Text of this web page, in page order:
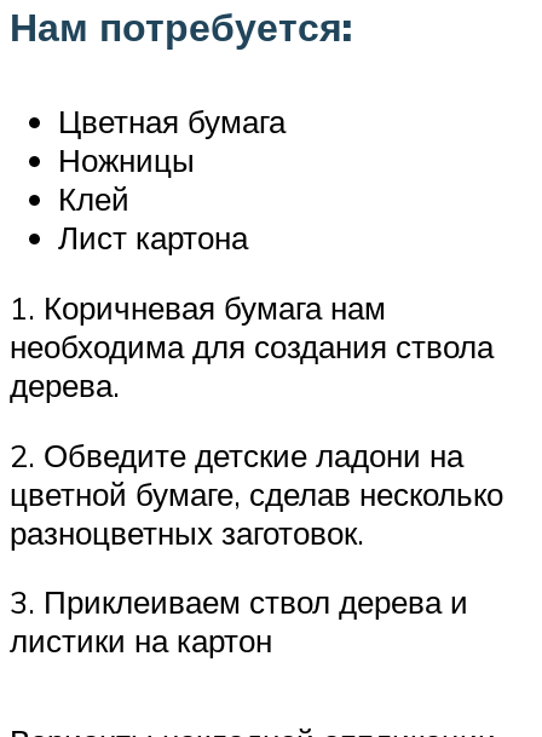
Нам потребуется:
Цветная бумага
Ножницы
Клей
Лист картона
1. Коричневая бумага нам
необходима для создания ствола
дерева.
2. Обведите детские ладони на
цветной бумаге, сделав несколько
разноцветных заготовок.
3. Приклеиваем ствол дерева и
листики на картон